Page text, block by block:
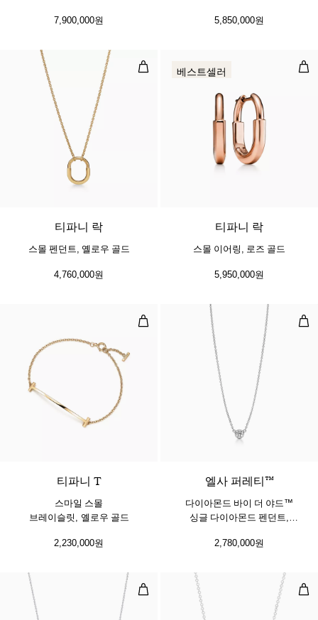
7,900,000원
5,850,000원
스몰 펜던트, 옐로우 골드
티파니 락
스몰 펜던트, 옐로우 골드
4,760,000원
스
베스트셀러
티파니 락
스몰 이어링, 로즈 골드
5,950,000원
스마일 스몰 브레이슬릿, 옐로우 골
3 소재
티파니 T
스마일 스몰
브레이슬릿, 옐로우 골드
2,230,000원
다
엘사 퍼레티™
다이아몬드 바이 더 야드™
싱글 다이아몬드 펜던트,
2,780,000원
스마일 스몰 펜던트, 화이트 골드,스